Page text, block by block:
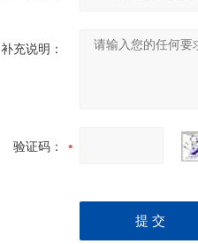
补充说明：
验证码：